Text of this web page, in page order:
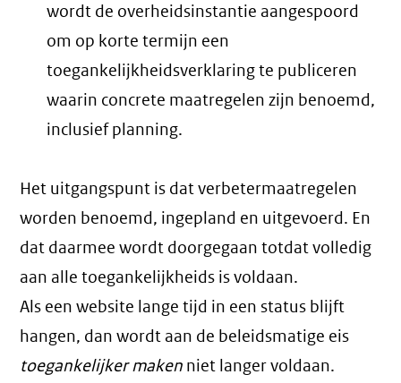
wordt de overheidsinstantie aangespoord
om op korte termijn een
toegankelijkheidsverklaring te publiceren
waarin concrete maatregelen zijn benoemd,
inclusief planning.
Het uitgangspunt is dat verbetermaatregelen
worden benoemd, ingepland en uitgevoerd. En
dat daarmee wordt doorgegaan totdat volledig
aan alle toegankelijkheids is voldaan.
Als een website lange tijd in een status blijft
hangen, dan wordt aan de beleidsmatige eis
toegankelijker maken niet langer voldaan.